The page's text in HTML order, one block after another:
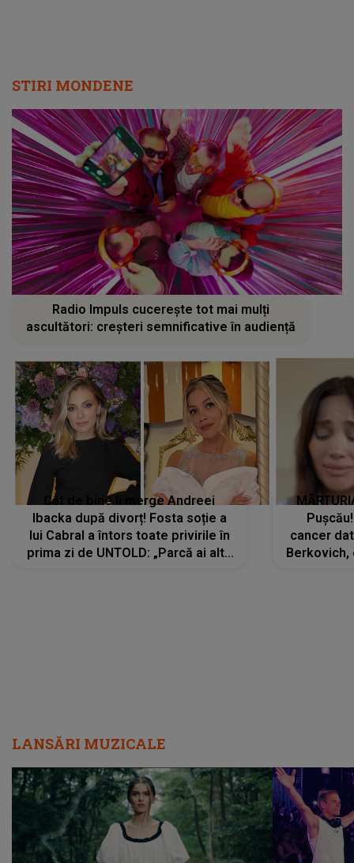
STIRI MONDENE
Radio Impuls cucerește tot mai mulți
ascultători: creșteri semnificative în audiență
Cât de bine îi merge Andreei
Ibacka după divorț! Fosta soție a
lui Cabral a întors toate privirile în
prima zi de UNTOLD: „Parcă ai altă
cancer
LANSĂRI MUZICALE